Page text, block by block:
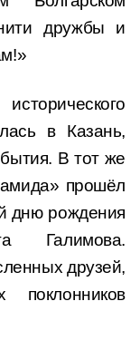
дружбы и
в Казань,
В тот же
прошёл
дню рождения
Галимова.
друзей,
поклонников